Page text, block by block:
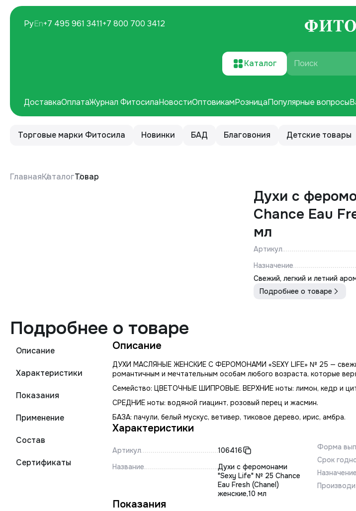
ДоставкаОплатаЖурнал ФитосилаНовостиОптовикамРозницаПопулярные вопросы
РуEn+7 495 961 3411+7 800 700 3412
Каталог Поиск
Торговые марки Фитосила Новинки БАД Благовония Детские товары
ГлавнаяКаталогТовар
Духи с
Chance Eau
мл
Артикул
Назначение
Свежий, легкий и летний
Подробнее о товаре
Подробнее о товаре
Описание
Характеристики
Показания
Применение
Состав
Сертификаты
Описание
ДУХИ МАСЛЯНЫЕ ЖЕНСКИЕ С ФЕРОМОНАМИ «SEXY LIFE» № 25 —
романтичным и мечтательным особам любого возраста, которые
Семейство: ЦВЕТОЧНЫЕ ШИПРОВЫЕ. ВЕРХНИЕ ноты: лимон, кедр и
СРЕДНИЕ ноты: водяной гиацинт, розовый перец и жасмин.
БАЗА: пачули, белый мускус, ветивер, тиковое дерево, ирис, амбра.
Характеристики
Артикул
106416
Название
Духи с феромонами
"Sexy Life" № 25 Chance
Eau Fresh (Chanel)
женские,10 мл
Форма
Срок
Назначение
Показания